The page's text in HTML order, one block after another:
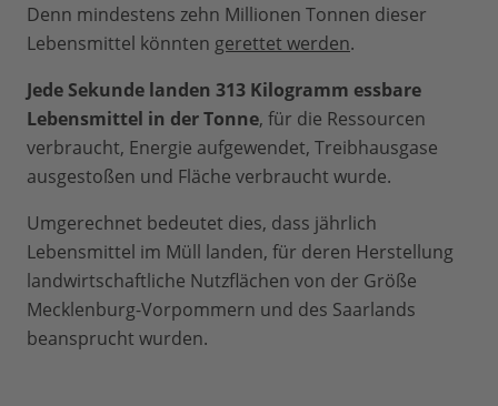
Denn mindestens zehn Millionen Tonnen dieser
Lebensmittel könnten gerettet werden.
Jede Sekunde landen 313 Kilogramm essbare
Lebensmittel in der Tonne, für die Ressourcen
verbraucht, Energie aufgewendet, Treibhausgase
ausgestoßen und Fläche verbraucht wurde.
Umgerechnet bedeutet dies, dass jährlich
Lebensmittel im Müll landen, für deren Herstellung
landwirtschaftliche Nutzflächen von der Größe
Mecklenburg-Vorpommern und des Saarlands
beansprucht wurden.